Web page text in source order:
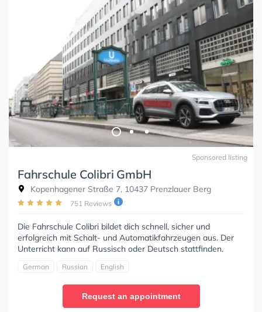
Sponsored listing
Fahrschule Colibri GmbH
Kopenhagener Straße 7, 10437 Prenzlauer Berg
751 Reviews
Die Fahrschule Colibri bildet dich schnell, sicher und
erfolgreich mit Schalt- und Automatikfahrzeugen aus. Der
Unterricht kann auf Russisch oder Deutsch stattfinden.
German Russian English
Request an appointment